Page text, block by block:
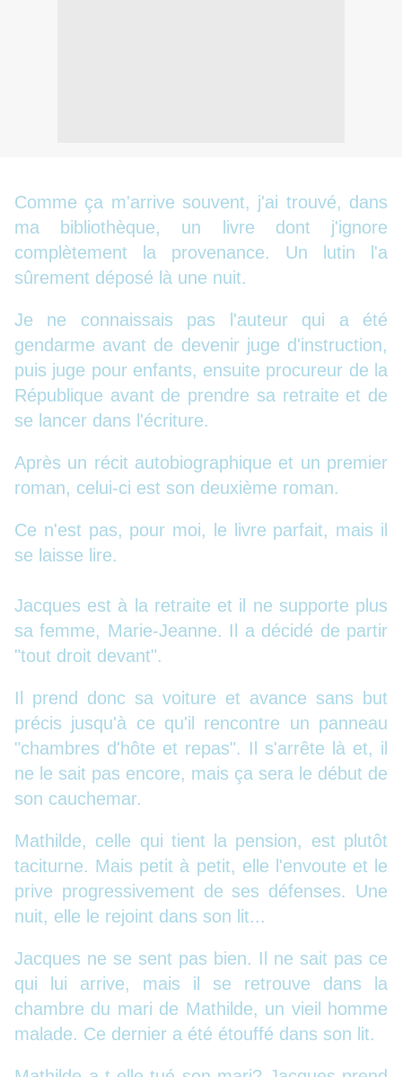
Comme ça m'arrive souvent, j'ai trouvé, dans
ma bibliothèque, un livre dont j'ignore
complètement la provenance. Un lutin l'a
sûrement déposé là une nuit.
Je ne connaissais pas l'auteur qui a été
gendarme avant de devenir juge d'instruction,
puis juge pour enfants, ensuite procureur de la
République avant de prendre sa retraite et de
se lancer dans l'écriture.
Après un récit autobiographique et un premier
roman, celui-ci est son deuxième roman.
Ce n'est pas, pour moi, le livre parfait, mais il
se laisse lire.
Jacques est à la retraite et il ne supporte plus
sa femme, Marie-Jeanne. Il a décidé de partir
"tout droit devant".
Il prend donc sa voiture et avance sans but
précis jusqu'à ce qu'il rencontre un panneau
"chambres d'hôte et repas". Il s'arrête là et, il
ne le sait pas encore, mais ça sera le début de
son cauchemar.
Mathilde, celle qui tient la pension, est plutôt
taciturne. Mais petit à petit, elle l'envoute et le
prive progressivement de ses défenses. Une
nuit, elle le rejoint dans son lit...
Jacques ne se sent pas bien. Il ne sait pas ce
qui lui arrive, mais il se retrouve dans la
chambre du mari de Mathilde, un vieil homme
malade. Ce dernier a été étouffé dans son lit.